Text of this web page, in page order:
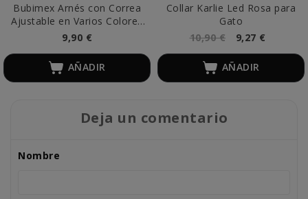
Bubimex Arnés con Correa
Ajustable en Varios Colores
para Gato
9,90 €
AÑADIR
Collar Karlie Led Rosa para
Gato
10,90 €
9,27 €
AÑADIR
Deja un comentario
Nombre